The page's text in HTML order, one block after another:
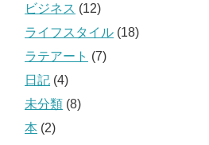
ビジネス (12)
ライフスタイル (18)
ラテアート (7)
日記 (4)
未分類 (8)
本 (2)